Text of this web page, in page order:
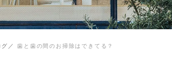
グ 歯と歯の間のお掃除はできてる？